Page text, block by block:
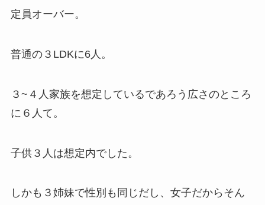
定員オーバー。
普通の３LDKに6人。
３~４人家族を想定しているであろう広さのところ
に６人て。
子供３人は想定内でした。
しかも３姉妹で性別も同じだし、女子だからそん